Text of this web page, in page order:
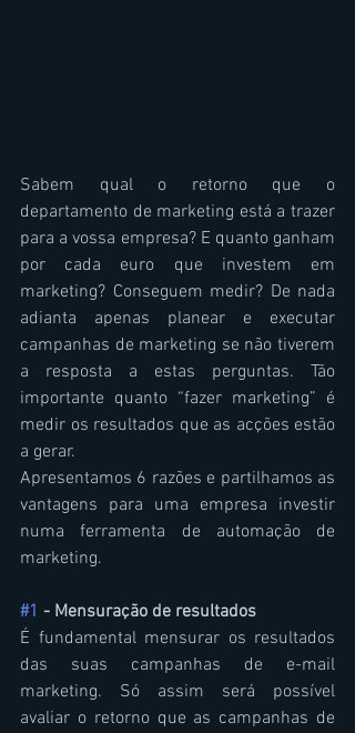
Sabem qual o retorno que o
departamento de marketing está a trazer
para a vossa empresa? E quanto ganham
por cada euro que investem em
marketing? Conseguem medir? De nada
adianta apenas planear e executar
campanhas de marketing se não tiverem
a resposta a estas perguntas. Tão
importante quanto “fazer marketing” é
medir os resultados que as acções estão
a gerar.
Apresentamos 6 razões e partilhamos as
vantagens para uma empresa investir
numa ferramenta de automação de
marketing.
#1 - Mensuração de resultados
É fundamental mensurar os resultados
das suas campanhas de e-mail
marketing. Só assim será possível
avaliar o retorno que as campanhas de